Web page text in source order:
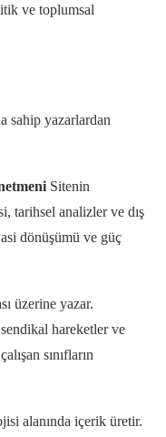
ve toplumsal
sahip yazarlardan
Sitenin
tarihsel analizler ve dış
dönüşümü ve güç
üzerine yazar.
sendikal hareketler ve
sınıfların
alanında içerik üretir.